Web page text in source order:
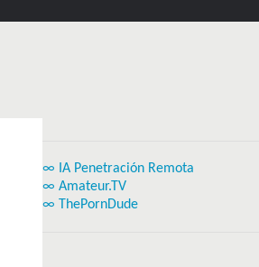
∞ IA Penetración Remota
∞ Amateur.TV
∞ ThePornDude